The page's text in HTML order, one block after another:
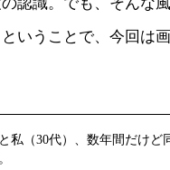
いうことで、今回は
私（30代）、数年間だけ